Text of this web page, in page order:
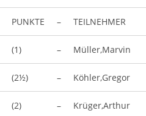
PUNKTE – TEILNEHMER
(1) – Müller,Marvin
(2½) – Köhler,Gregor
(2) – Krüger,Arthur